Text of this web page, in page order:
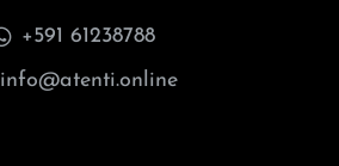
+591 61238788
info@atenti.online